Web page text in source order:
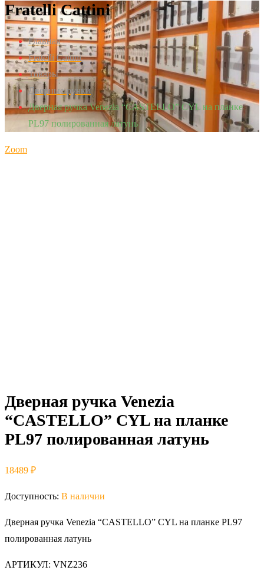
Fratelli Cattini
Главная
Fratelli Cattini
Товары
Дверные ручки
Дверная ручка Venezia “CASTELLO” CYL на планке
PL97 полированная латунь
Zoom
Дверная ручка Venezia
“CASTELLO” CYL на планке
PL97 полированная латунь
18489 ₽
Доступность: В наличии
Дверная ручка Venezia “CASTELLO” CYL на планке PL97
полированная латунь
АРТИКУЛ: VNZ236